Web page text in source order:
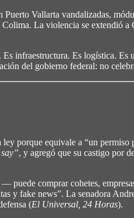
Vallarta vandalizadas,
La violencia se extendió a
infraestructura. Es logística. Es
del gobierno federal: no
porque equivale a “un
, y agregó que su castigo por
comprar cohetes,
y fake news”. La senadora
(El Universal, 24 Horas).